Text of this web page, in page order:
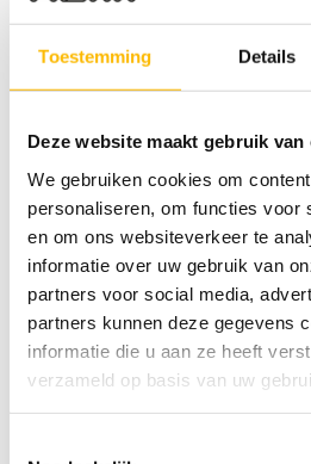
Toestemming Details
Deze website maakt gebruik van
We gebruiken cookies om
personaliseren, om functies voor
en om ons websiteverkeer te
informatie over uw gebruik van
partners voor social media,
partners kunnen deze gegevens
informatie die u aan ze heeft
verzameld op basis van uw
speciaal voor
Maxx Mix Arrangementen.
kinderen en in een
2 tot 3 uur gaan jullie
Glowgolfen, Lasergamen
een Patatje Maxx! De
activiteiten verschilt per
reserveringen.
kan! Mixx dan je eigen